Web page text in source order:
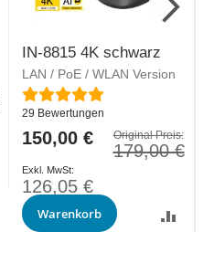
IN-8815 4K schwarz
LAN / PoE / WLAN Version
Bewertung:
29 Bewertungen
Original Preis:
179,00 €
Sonderpreis
150,00 €
126,05 €
Warenkorb